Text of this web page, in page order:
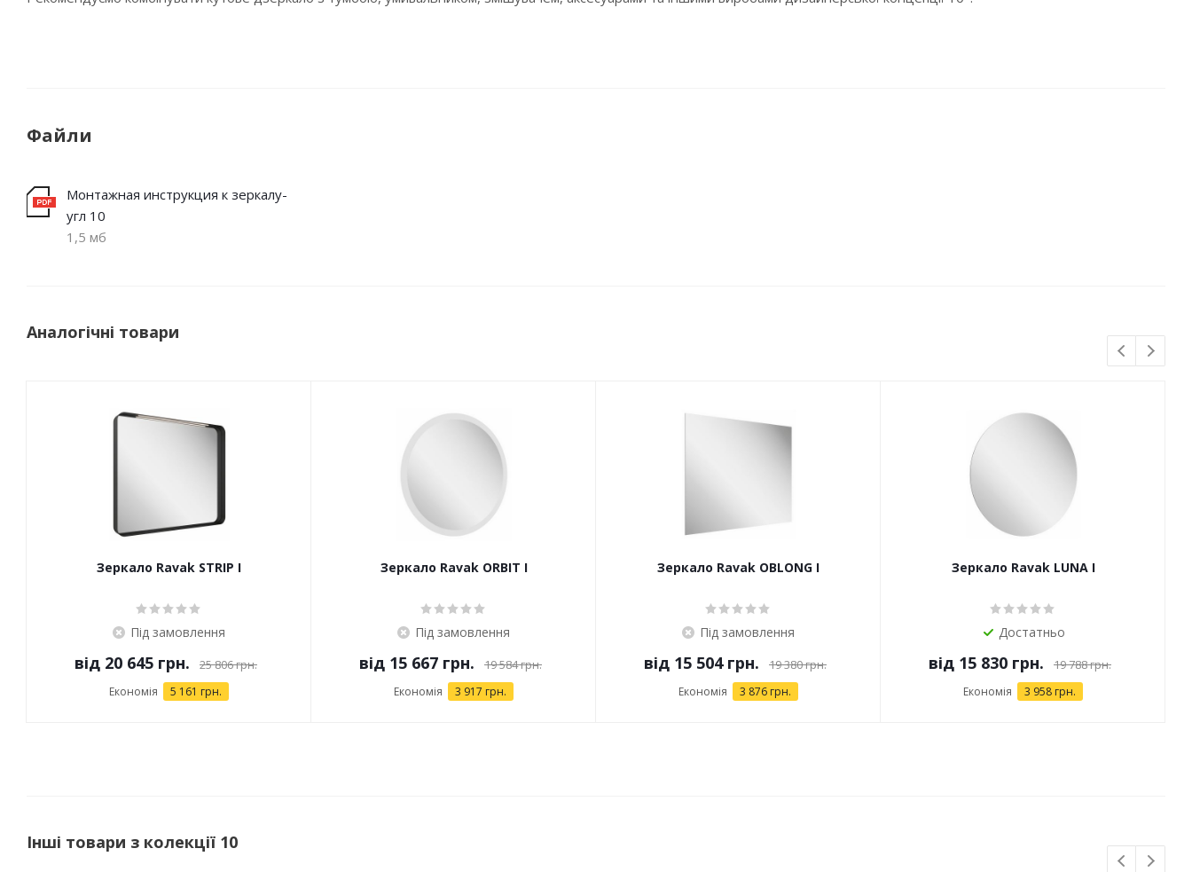
Файли
Монтажная инструкция к зеркалу-
угл 10
1,5 мб
Аналогічні товари
Зеркало Ravak STRIP I
Під замовлення
від 20 645 грн. 25 806 грн.
Економія 5 161 грн.
Зеркало Ravak ORBIT I
Під замовлення
від 15 667 грн. 19 584 грн.
Економія 3 917 грн.
Зеркало Ravak OBLONG I
Під замовлення
від 15 504 грн. 19 380 грн.
Економія 3 876 грн.
Зеркало Ravak LUNA I
Достатньо
від 15 830 грн. 19 788 грн.
Економія 3 958 грн.
Інші товари з колекції 10